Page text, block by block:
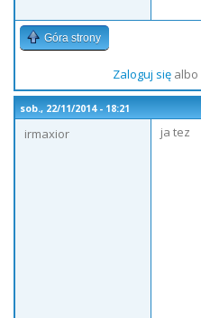
Góra strony
Zaloguj sięalbo
sob., 22/11/2014 - 18:21
irmaxior
ja tez